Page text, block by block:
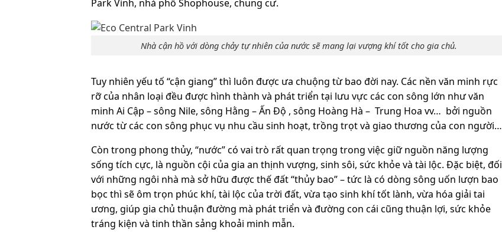
Park Vinh, nhà phố Shophouse, chung cư.
Nhà cận hồ với dòng chảy tự nhiên của nước sẽ mang lại vượng khí tốt cho gia chủ.
Tuy nhiên yếu tố “cận giang” thì luôn được ưa chuộng từ bao đời nay. Các nền văn minh rực
rỡ của nhân loại đều được hình thành và phát triển tại lưu vực các con sông lớn như văn
minh Ai Cập – sông Nile, sông Hằng – Ấn Độ , sông Hoàng Hà – Trung Hoa vv… bởi nguồn
nước từ các con sông phục vụ nhu cầu sinh hoạt, trồng trọt và giao thương của con người…
Còn trong phong thủy, “nước” có vai trò rất quan trọng trong việc giữ nguồn năng lượng
sống tích cực, là nguồn cội của gia an thịnh vượng, sinh sôi, sức khỏe và tài lộc. Đặc biệt, đối
với những ngôi nhà mà sở hữu được thế đất “thủy bao” – tức là có dòng sông uốn lượn bao
bọc thì sẽ ôm trọn phúc khí, tài lộc của trời đất, vừa tạo sinh khí tốt lành, vừa hóa giải tai
ương, giúp gia chủ thuận đường mà phát triển và đường con cái cũng thuận lợi, sức khỏe
tráng kiện và tinh thần sảng khoải minh mẫn.